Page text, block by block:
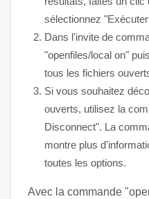
sélectionnez
Dans l'invite de
"openfiles/local on"
tous les fichiers
Si vous souhaitez
ouverts, utilisez la
Disconnect". La
montre plus
toutes les options.
Avec la commande